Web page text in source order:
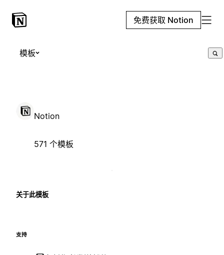
免费获取 Notion
模板
Notion
571 个模板
关于此模板
支持